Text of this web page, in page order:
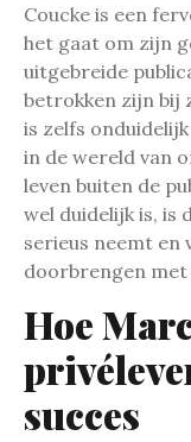
Coucke is een
het gaat om zijn
uitgebreide
betrokken zijn bij
is zelfs
in de wereld van
leven buiten de
wel duidelijk is, is
serieus neemt en
doorbrengen met
Hoe
succes